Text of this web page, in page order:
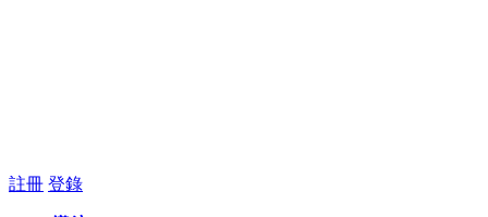
註冊 登錄